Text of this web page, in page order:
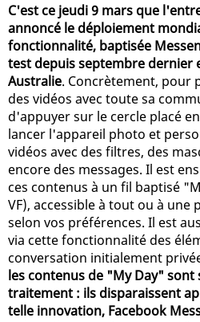
C'est ce jeudi 9 mars que
annoncé le déploiement
fonctionnalité, baptisée
test depuis septembre dernier
Australie. Concrètement, pour
des vidéos avec toute sa
d'appuyer sur le cercle placé
lancer l'appareil photo et
vidéos avec des filtres, des
encore des messages. Il est
ces contenus à un fil baptisé
VF), accessible à tout ou à une
selon vos préférences. Il est
via cette fonctionnalité des
conversation initialement
les contenus de "My Day" sont
traitement : ils disparaissent
telle innovation, Facebook